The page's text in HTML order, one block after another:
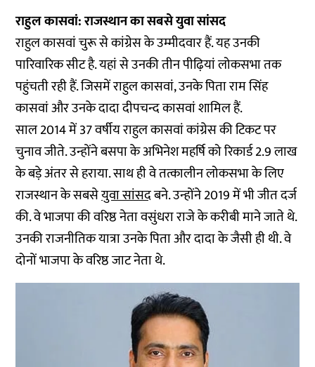
राहुल कासवां: राजस्थान का सबसे युवा सांसद
राहुल कासवां चुरू से कांग्रेस के उम्मीदवार हैं. यह उनकी
पारिवारिक सीट है. यहां से उनकी तीन पीढ़ियां लोकसभा तक
पहुंचती रही हैं. जिसमें राहुल कासवां, उनके पिता राम सिंह
कासवां और उनके दादा दीपचन्द कासवां शामिल हैं.
साल 2014 में 37 वर्षीय राहुल कासवां कांग्रेस की टिकट पर
चुनाव जीते. उन्होंने बसपा के अभिनेश महर्षि को रिकार्ड 2.9 लाख
के बड़े अंतर से हराया. साथ ही वे तत्कालीन लोकसभा के लिए
राजस्थान के सबसेयुवा सांसदबने. उन्होंने 2019 में भी जीत दर्ज
की. वे भाजपा की वरिष्ठ नेता वसुंधरा राजे के करीबी माने जाते थे.
उनकी राजनीतिक यात्रा उनके पिता और दादा के जैसी ही थी. वे
दोनों भाजपा के वरिष्ठ जाट नेता थे.